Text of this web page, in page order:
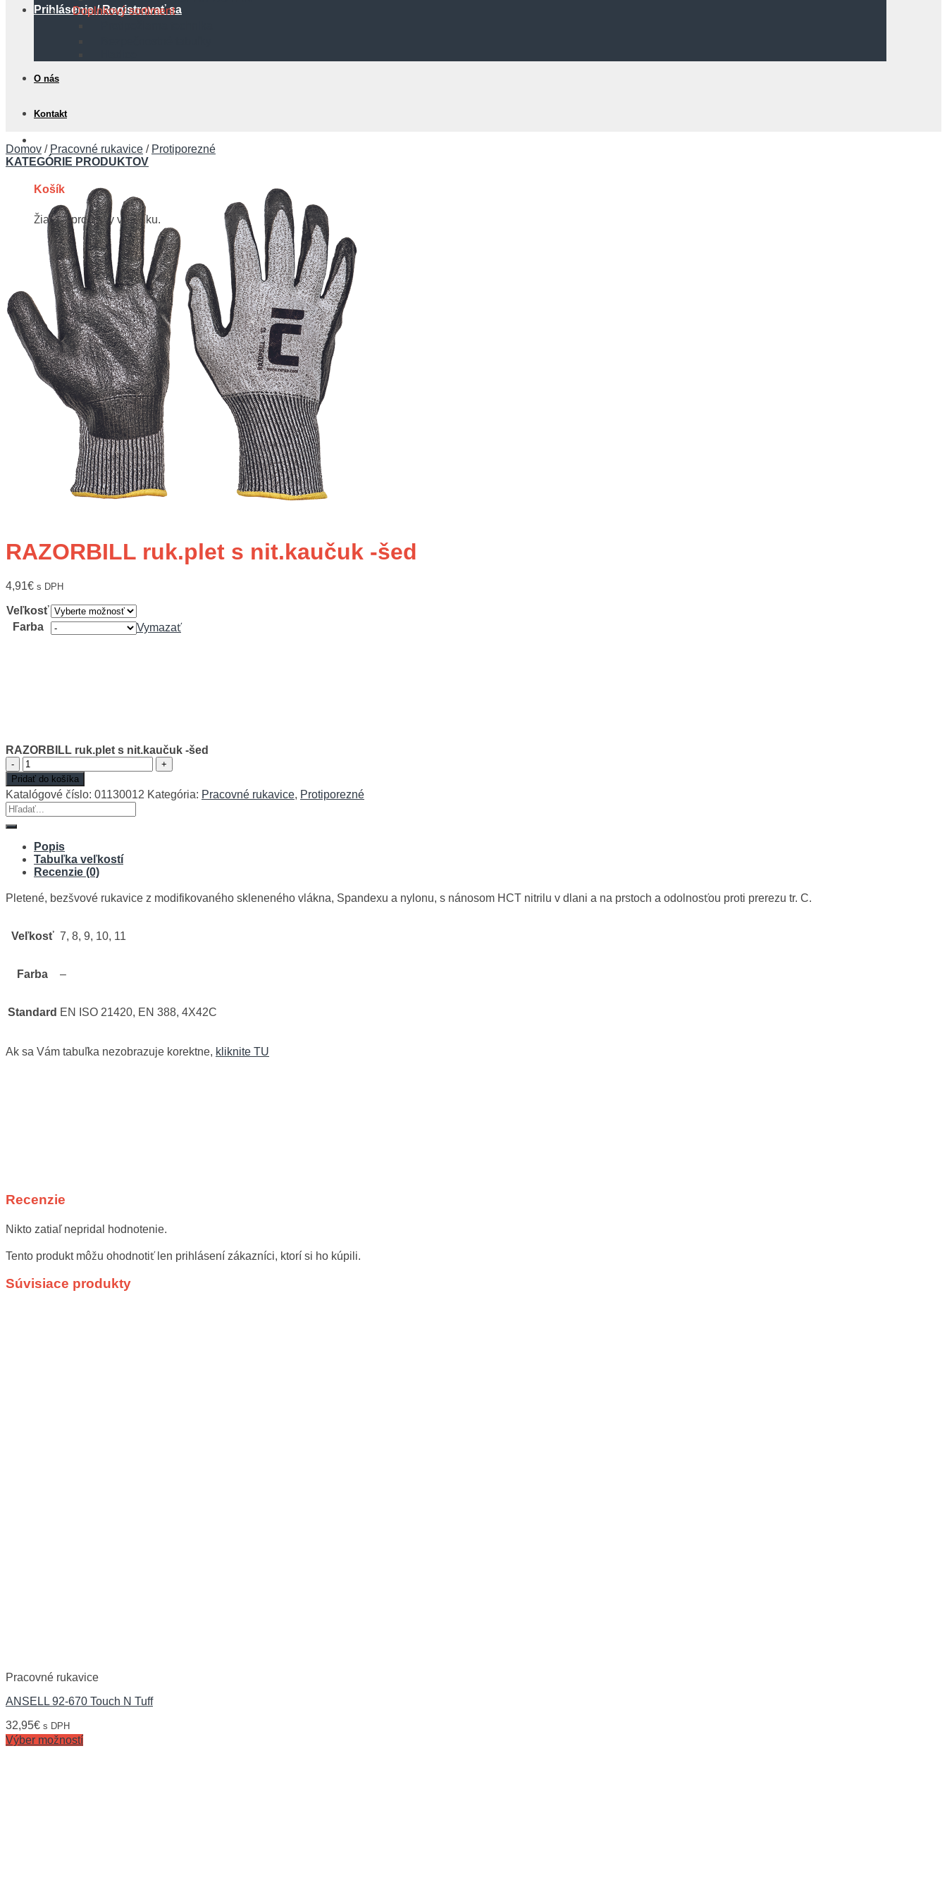
Prihlásenie / Registrovať sa
Košík
Žiadne produkty v košíku.
Doplnkový sortiment
O nás
Kontakt
Domov / Pracovné rukavice / Protiporezné
KATEGÓRIE PRODUKTOV
RAZORBILL ruk.plet s nit.kaučuk -šed
4,91€ s DPH
Veľkosť
Farba
Vymazať
RAZORBILL ruk.plet s nit.kaučuk -šed
množstvo
RAZORBILL
ruk.plet
s
nit.kaučuk
Pridať do košíka
Katalógové číslo: 01130012 Kategória: Pracovné rukavice, Protiporezné
Hľadať:
Popis
Tabuľka veľkostí
Recenzie (0)
Pletené, bezšvové rukavice z modifikovaného skleneného vlákna, Spandexu a nylonu, s nánosom HCT nitrilu v dlani a na prstoch a odolnosťou proti prerezu tr. C.
Veľkosť 7, 8, 9, 10, 11
Farba –
Standard EN ISO 21420, EN 388, 4X42C
Ak sa Vám tabuľka nezobrazuje korektne, kliknite TU
Recenzie
Nikto zatiaľ nepridal hodnotenie.
Tento produkt môžu ohodnotiť len prihlásení zákazníci, ktorí si ho kúpili.
Súvisiace produkty
Pracovné rukavice
ANSELL 92-670 Touch N Tuff
32,95€ s DPH
Výber možností